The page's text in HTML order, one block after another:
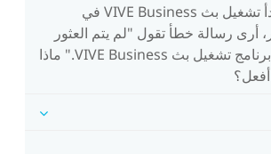
عندما أبدأ تشغيل بث VIVE Business في
أرى رسالة خطأ تقول "لم يتم العثور
على أي برنامج تشغيل بث VIVE Business." ماذا